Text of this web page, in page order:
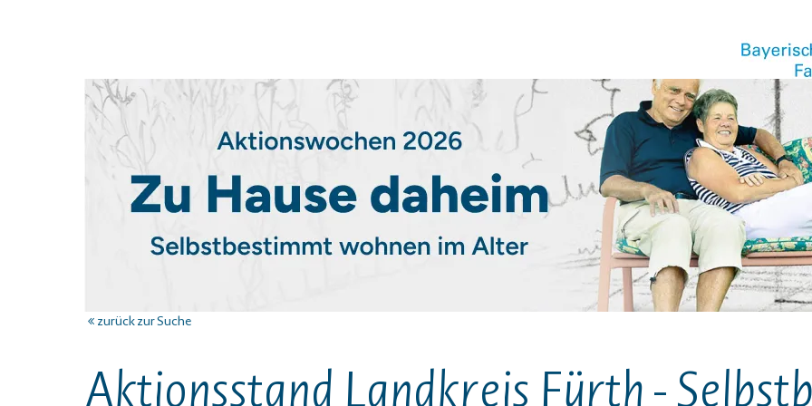
zurück zur Suche
Aktionsstand Landkreis Fürth -